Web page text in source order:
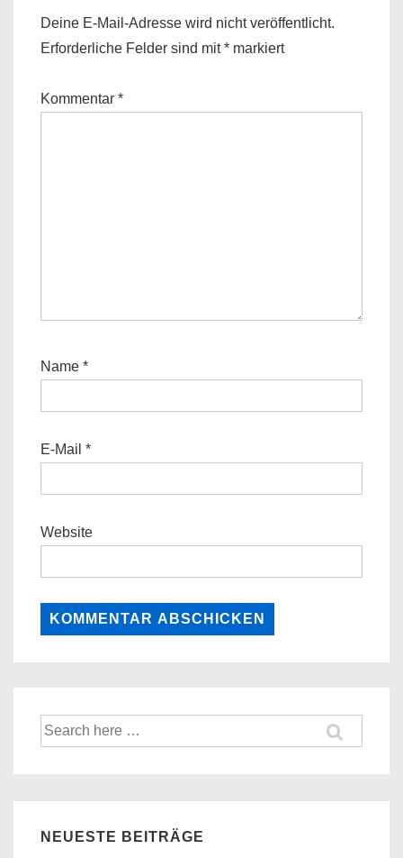
Deine E-Mail-Adresse wird nicht veröffentlicht.
Erforderliche Felder sind mit* markiert
Kommentar *
Name *
E-Mail *
Website
Suche
nach:
NEUESTE BEITRÄGE